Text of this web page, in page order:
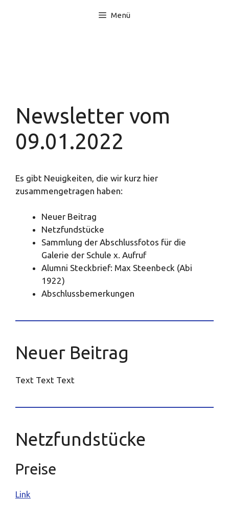
Menü
Newsletter vom
09.01.2022
Es gibt Neuigkeiten, die wir kurz hier
zusammengetragen haben:
Neuer Beitrag
Netzfundstücke
Sammlung der Abschlussfotos für die
Galerie der Schule x. Aufruf
Alumni Steckbrief: Max Steenbeck (Abi
1922)
Abschlussbemerkungen
Neuer Beitrag
Text Text Text
Netzfundstücke
Preise
Link